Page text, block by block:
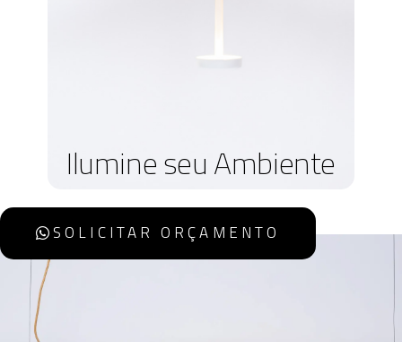
Ilumine seu Ambiente
SOLICITAR ORÇAMENTO